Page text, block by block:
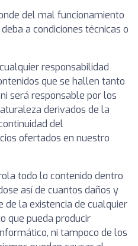
del mal funcionamiento
a condiciones técnicas o
responsabilidad
que se hallen tanto
será responsable por los
derivados de la
del
ofertados en nuestro
todo lo contenido dentro
así de cuantos daños y
de la existencia de cualquier
que pueda producir
ni tampoco de los